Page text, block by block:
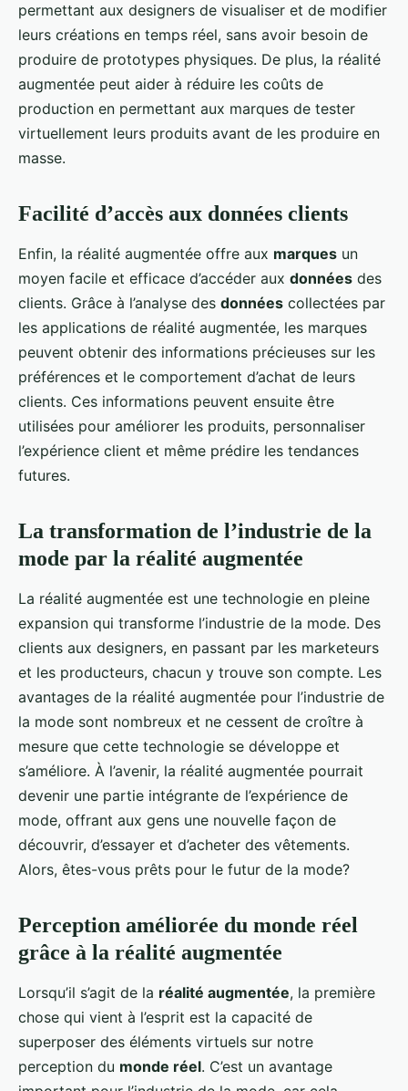
permettant aux designers de visualiser et de modifier
leurs créations en temps réel, sans avoir besoin de
produire de prototypes physiques. De plus, la réalité
augmentée peut aider à réduire les coûts de
production en permettant aux marques de tester
virtuellement leurs produits avant de les produire en
masse.
Facilité d’accès aux données clients
Enfin, la réalité augmentée offre aux marques un
moyen facile et efficace d’accéder aux données des
clients. Grâce à l’analyse des données collectées par
les applications de réalité augmentée, les marques
peuvent obtenir des informations précieuses sur les
préférences et le comportement d’achat de leurs
clients. Ces informations peuvent ensuite être
utilisées pour améliorer les produits, personnaliser
l’expérience client et même prédire les tendances
futures.
La transformation de l’industrie de la
mode par la réalité augmentée
La réalité augmentée est une technologie en pleine
expansion qui transforme l’industrie de la mode. Des
clients aux designers, en passant par les marketeurs
et les producteurs, chacun y trouve son compte. Les
avantages de la réalité augmentée pour l’industrie de
la mode sont nombreux et ne cessent de croître à
mesure que cette technologie se développe et
s’améliore. À l’avenir, la réalité augmentée pourrait
devenir une partie intégrante de l’expérience de
mode, offrant aux gens une nouvelle façon de
découvrir, d’essayer et d’acheter des vêtements.
Alors, êtes-vous prêts pour le futur de la mode?
Perception améliorée du monde réel
grâce à la réalité augmentée
Lorsqu’il s’agit de la réalité augmentée, la première
chose qui vient à l’esprit est la capacité de
superposer des éléments virtuels sur notre
perception du monde réel. C’est un avantage